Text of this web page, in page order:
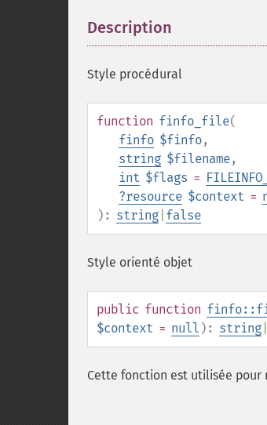
Description
Style procédural
function finfo_file(
finfo $finfo,
string $filename,
int $flags =
?resource $context =
): string false
Style orienté objet
public function
$context = null ): string
Cette fonction est utilisée pour